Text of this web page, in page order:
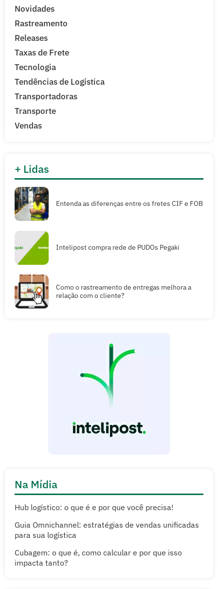
Novidades
Rastreamento
Releases
Taxas de Frete
Tecnologia
Tendências de Logística
Transportadoras
Transporte
Vendas
+ Lidas
Entenda as diferenças entre os fretes CIF e FOB
Intelipost compra rede de PUDOs Pegaki
Como o rastreamento de entregas melhora a
relação com o cliente?
Na Mídia
Hub logístico: o que é e por que você precisa!
Guia Omnichannel: estratégias de vendas unificadas
para sua logística
Cubagem: o que é, como calcular e por que isso
impacta tanto?